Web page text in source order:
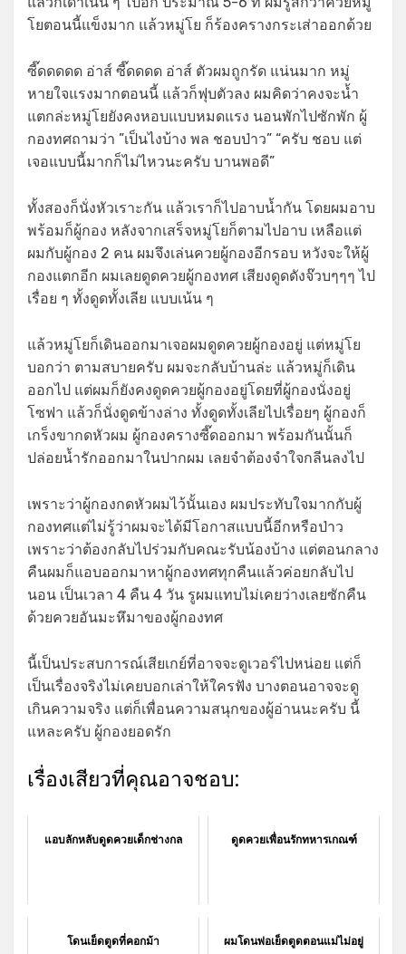
โยตอนนี้แข็งมาก แล้วหมู่โย ก็ร้องครางกระเส่าออกด้วย
ซี๊ดดดดด อ่าส์ ซี๊ดดดด อ่าส์ ตัวผมถูกรัด แน่นมาก หมู่
หายใจแรงมากตอนนี้ แล้วก็ฟุบตัวลง ผมคิดว่าคงจะน้ำ
แตกล่ะหมู่โยยังคงหอบแบบหมดแรง นอนพักไปซักพัก ผู้
กองทศถามว่า ”เป็นไงบ้าง พล ชอบป่าว” “ครับ ชอบ แต่
เจอแบบนี้มากก็ไม่ไหวนะครับ บานพอดี”
ทั้งสองก็นั่งหัวเราะกัน แล้วเราก็ไปอาบน้ำกัน โดยผมอาบ
พร้อมก็ผู้กอง หลังจากเสร็จหมู่โยก็ตามไปอาบ เหลือแต่
ผมกับผู้กอง 2 คน ผมจึงเล่นควยผู้กองอีกรอบ หวังจะให้ผู้
กองแตกอีก ผมเลยดูดควยผู้กองทศ เสียงดูดดังจ๊วบๆๆๆ ไป
เรื่อย ๆ ทั้งดูดทั้งเลีย แบบเน้น ๆ
แล้วหมู่โยก็เดินออกมาเจอผมดูดควยผู้กองอยู่ แต่หมู่โย
บอกว่า ตามสบายครับ ผมจะกลับบ้านล่ะ แล้วหมู่ก็เดิน
ออกไป แต่ผมก็ยังคงดูดควยผู้กองอยู่โดยที่ผู้กองนั่งอยู่
โซฟา แล้วก็นั่งดูดข้างล่าง ทั้งดูดทั้งเลียไปเรื่อยๆ ผู้กองก็
เกร็งขากดหัวผม ผู้กองครางซี๊ดออกมา พร้อมกันนั้นก็
ปล่อยน้ำรักออกมาในปากผม เลยจำต้องจำใจกลีนลงไป
เพราะว่าผู้กองกดหัวผมไว้นั้นเอง ผมประทับใจมากกับผู้
กองทศแต่ไม่รู้ว่าผมจะได้มีโอกาสแบบนี้อีกหรือป่าว
เพราะว่าต้องกลับไปร่วมกับคณะรับน้องบ้าง แต่ตอนกลาง
คืนผมก็แอบออกมาหาผู้กองทศทุกคืนแล้วค่อยกลับไป
นอน เป็นเวลา 4 คืน 4 วัน รูผมแทบไม่เคยว่างเลยซักคืน
ด้วยควยอันมะหึมาของผู้กองทศ
นี้เป็นประสบการณ์เสียเกย์ที่อาจจะดูเวอร์ไปหน่อย แต่ก็
เป็นเรื่องจริงไม่เคยบอกเล่าให้ใครฟัง บางตอนอาจจะดู
เกินความจริง แต่ก็เพื่อนความสนุกของผู้อ่านนะครับ นี้
แหละครับ ผู้กองยอดรัก
เรื่องเสียวที่คุณอาจชอบ:
แอบลักหลับดูดควยเด็กช่างกล ดูดควยเพื่อนรักทหารเกณฑ์
โดนเย็ดตูดที่คอกม้า ผมโดนพ่อเย็ดตูดตอนแม่ไม่อยู่